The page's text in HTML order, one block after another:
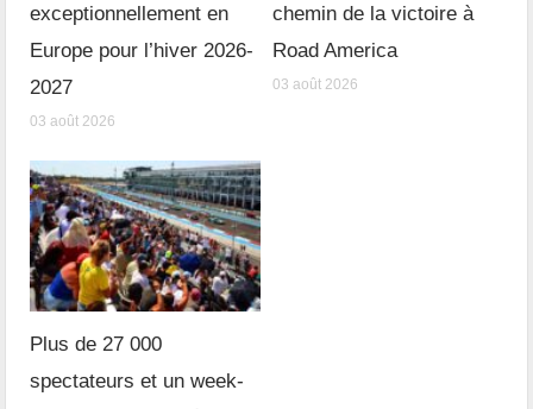
exceptionnellement en
Europe pour l’hiver 2026-
2027
03 août 2026
chemin de la victoire à
Road America
03 août 2026
Plus de 27 000
spectateurs et un week-